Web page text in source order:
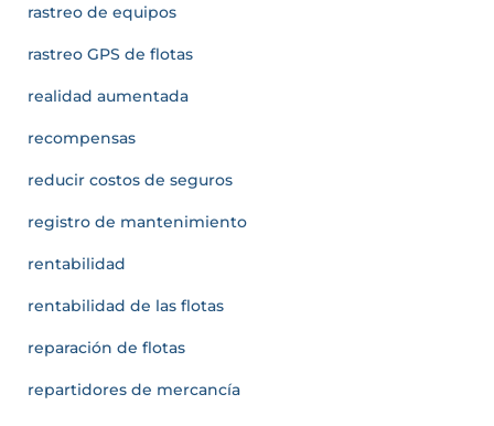
rastreo de equipos
rastreo GPS de flotas
realidad aumentada
recompensas
reducir costos de seguros
registro de mantenimiento
rentabilidad
rentabilidad de las flotas
reparación de flotas
repartidores de mercancía